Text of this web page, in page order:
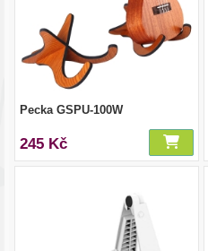
Pecka GSPU-100W
245 Kč